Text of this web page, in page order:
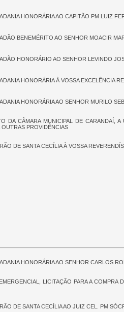
HONORÁRIA AO CAPITÃO PM LUIZ
BENEMÉRITO AO SENHOR MOACIR
HONORÁRIO AO SENHOR LEVINDO
HONORÁRIA À VOSSA EXCELÊNCIA
HONORÁRIA AO SENHOR MURILO
DA CÂMARA MUNICIPAL DE CARANDAÍ,
PROVIDÊNCIAS
DE SANTA CECÍLIA À VOSSA
HONORÁRIA AO SENHOR CARLOS
LICITAÇÃO PARA A
DE SANTA CECÍLIA AO JUIZ CEL. PM